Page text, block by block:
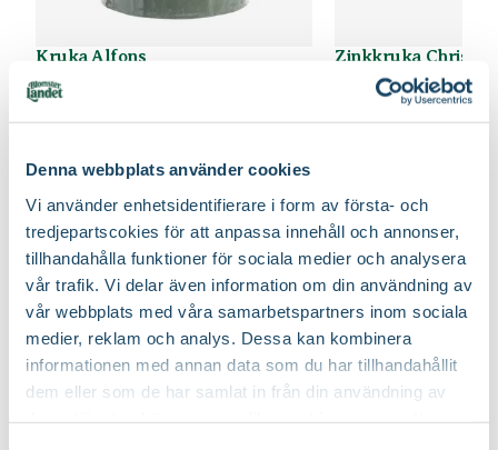
Denna webbplats använder cookies
Vi använder enhetsidentifierare i form av första- och
tredjepartscokies för att anpassa innehåll och annonser,
tillhandahålla funktioner för sociala medier och analysera
vår trafik. Vi delar även information om din användning av
vår webbplats med våra samarbetspartners inom sociala
medier, reklam och analys. Dessa kan kombinera
informationen med annan data som du har tillhandahållit
dem eller som de har samlat in från din användning av
Kruka Alfons
Finns i flera varianter
Från
till Kruka Alfons produktsida
Zinkkruka Christina
Finns i flera varianter
3990
Gör din egna höstplantering